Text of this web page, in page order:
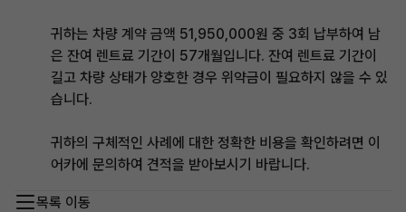
귀하는 차량 계약 금액 51,950,000원 중 3회 납부하여 남
은 잔여 렌트료 기간이 57개월입니다. 잔여 렌트료 기간이
길고 차량 상태가 양호한 경우 위약금이 필요하지 않을 수 있
습니다.
귀하의 구체적인 사례에 대한 정확한 비용을 확인하려면 이
어카에 문의하여 견적을 받아보시기 바랍니다.
목록 이동